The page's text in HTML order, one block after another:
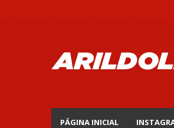
PÁGINA INICIAL